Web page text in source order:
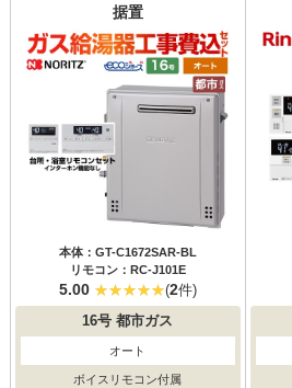
据置
本体：GT-C1672SAR-BL
リモコン：RC-J101E
5.00 (2件)
16号 都市ガス
オート
ボイスリモコン付属